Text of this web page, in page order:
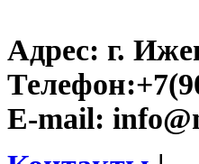
Адрес: г.
Телефон:
E-mail: